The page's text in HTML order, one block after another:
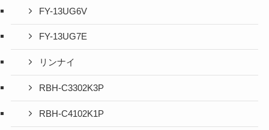
FY-13UG6V
FY-13UG7E
リンナイ
RBH-C3302K3P
RBH-C4102K1P